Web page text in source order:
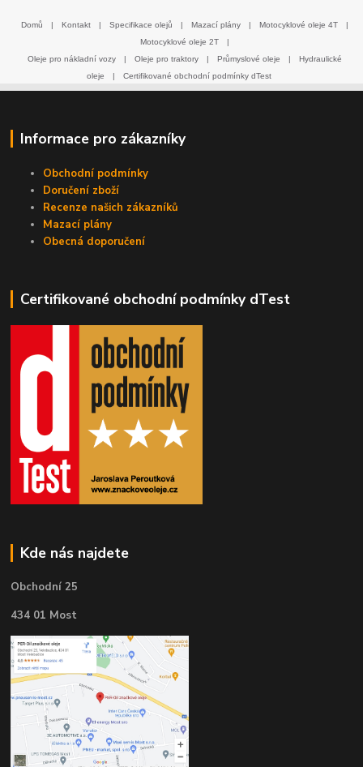
Domů | Kontakt | Specifikace olejů | Mazací plány | Motocyklové oleje 4T
|
Motocyklové oleje 2T
|
Oleje pro nákladní vozy
| Oleje pro traktory | Průmyslové oleje |
Hydraulické
oleje
| Certifikované obchodní podmínky dTest
Informace pro zákazníky
Obchodní podmínky
Doručení zboží
Recenze našich zákazníků
Mazací plány
Obecná doporučení
Certifikované obchodní podmínky dTest
Kde nás najdete
Obchodní 25
434 01 Most